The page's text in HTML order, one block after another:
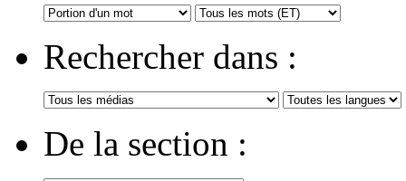
Rechercher dans :
De la section :